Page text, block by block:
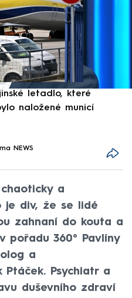
letadlo, které
naložené municí
NEWS
a
je div, že se lidé
zahnaní do kouta a
pořadu 360° Pavlíny
a
Ptáček. Psychiatr a
duševního zdraví